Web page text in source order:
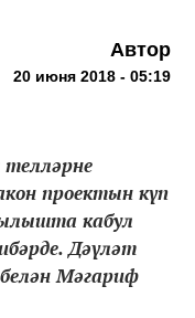
Автор
20 июня 2018 - 05:19
проектын күп
кабул
Дәүләт
Мәгариф